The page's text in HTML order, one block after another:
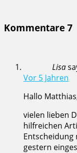
Kommentare 7
Lisa
Vor 5 Jahren
Hallo
vielen lieben
hilfreichen
gestern